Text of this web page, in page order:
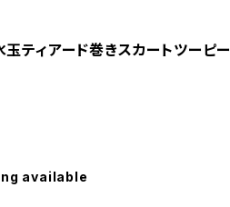
ティアード巻きスカートツーピー
available